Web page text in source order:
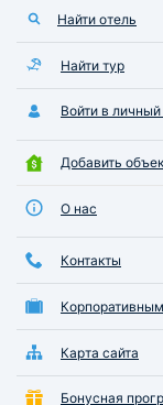
Найти отель
Найти тур
Войти в
Добавить
О нас
Контакты
Карта сайта
Бонусная